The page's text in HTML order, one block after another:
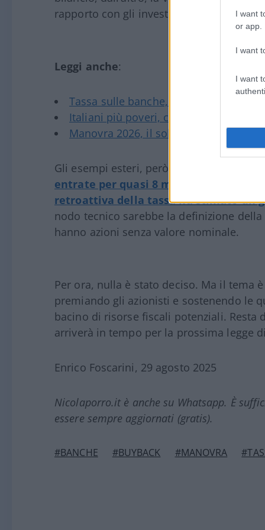
I want
or app.
I want
I want
rapporto con gli investitori.
Leggi anche:
Tassa sulle banche, è scontro Lega-
Italiani più poveri, colpa del partito
Manovra 2026, il solito pauperismo
Gli esempi esteri, però, pesano sul
entrate per quasi 8 miliardi di dollari
retroattiva della tassa ha stimato un
nodo tecnico sarebbe la definizione
hanno azioni senza valore nominale.
Per ora, nulla è stato deciso. Ma il tema
premiando gli azionisti e sostenendo le
bacino di risorse fiscali potenziali.
arriverà in tempo per la prossima legge
Enrico Foscarini, 29 agosto 2025
Nicolaporro.it è anche su Whatsapp. È
essere sempre aggiornati (gratis).
#BANCHE #BUYBACK #MANOVRA